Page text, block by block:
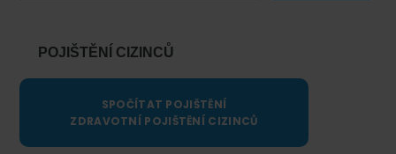
POJIŠTĚNÍ CIZINCŮ
SPOČÍTAT POJIŠTĚNÍ
ZDRAVOTNÍ POJIŠTĚNÍ CIZINCŮ